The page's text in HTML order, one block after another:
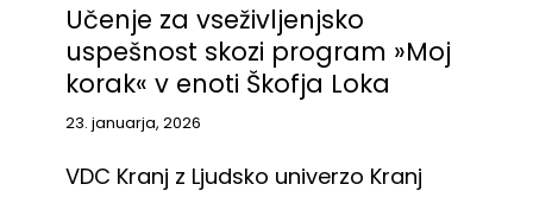
Učenje za vseživljenjsko
uspešnost skozi program »Moj
korak« v enoti Škofja Loka
23. januarja, 2026
VDC Kranj z Ljudsko univerzo Kranj